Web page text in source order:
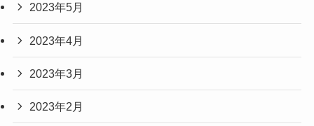
2023年5月
2023年4月
2023年3月
2023年2月